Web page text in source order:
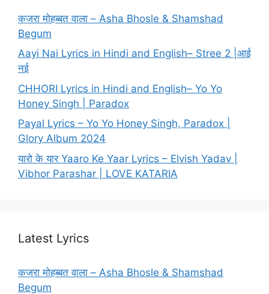
कजरा मोहब्बत वाला – Asha Bhosle & Shamshad
Begum
Aayi Nai Lyrics in Hindi and English– Stree 2 |आई
नई
CHHORI Lyrics in Hindi and English– Yo Yo
Honey Singh | Paradox
Payal Lyrics – Yo Yo Honey Singh, Paradox |
Glory Album 2024
यारो के यार Yaaro Ke Yaar Lyrics – Elvish Yadav |
Vibhor Parashar | LOVE KATARIA
Latest Lyrics
कजरा मोहब्बत वाला – Asha Bhosle & Shamshad
Begum